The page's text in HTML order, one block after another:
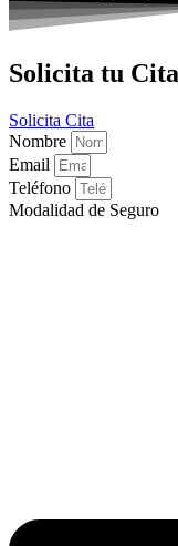
Solicita tu Cita
Solicita Cita
Nombre
Email
Teléfono
Modalidad de Seguro